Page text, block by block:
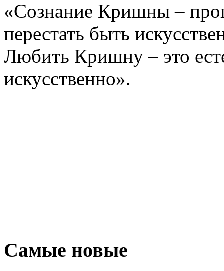
«Сознание Кришны –
перестать быть
Любить Кришну – это
искусственно».
Самые новые